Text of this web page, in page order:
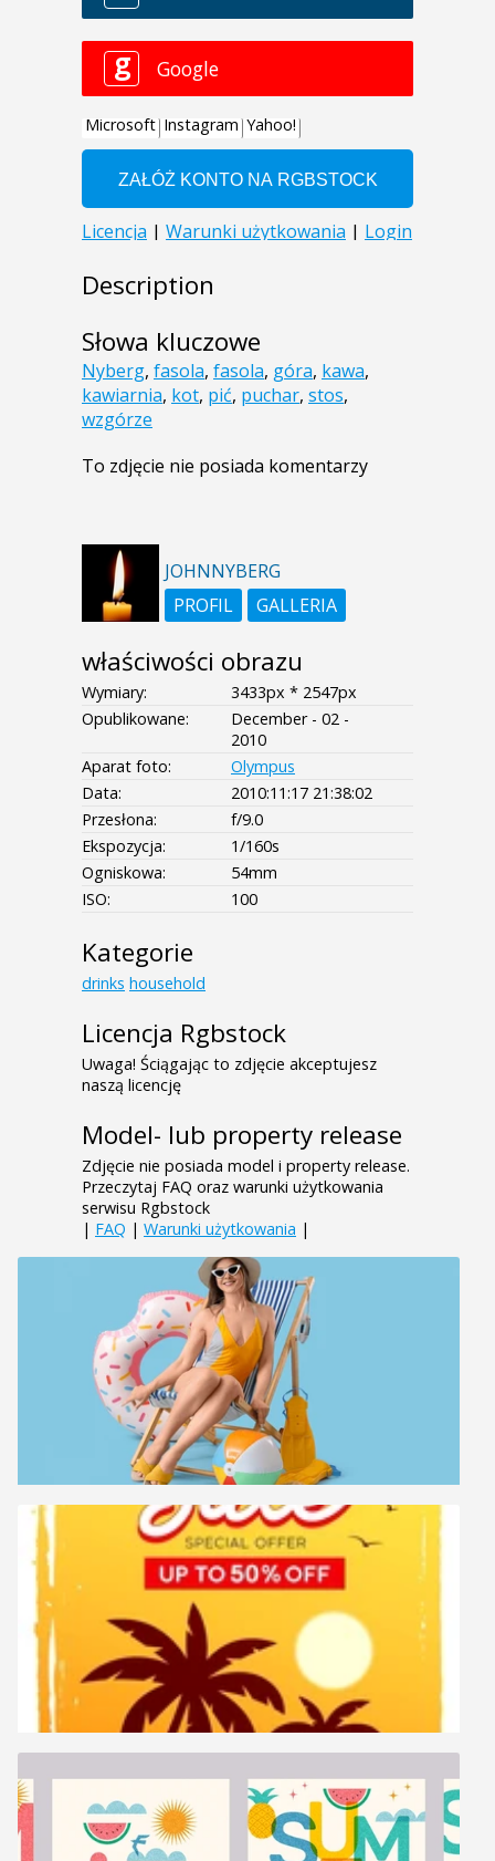
Description
Słowa kluczowe
Nyberg, fasola, fasola, góra, kawa,
kawiarnia, kot, pić, puchar, stos,
wzgórze
To zdjęcie nie posiada komentarzy
JOHNNYBERG
PROFIL
GALLERIA
właściwości obrazu
Wymiary:
3433px * 2547px
Opublikowane:
December - 02 -
2010
Aparat foto:
Olympus
Data:
2010:11:17 21:38:02
Przesłona:
f/9.0
Ekspozycja:
1/160s
Ogniskowa:
54mm
ISO:
100
Kategorie
drinks household
Licencja Rgbstock
Uwaga! Ściągając to zdjęcie akceptujesz
naszą licencję
Model- lub property release
Zdjęcie nie posiada model i property release.
Przeczytaj FAQ oraz warunki użytkowania
serwisu Rgbstock
| FAQ | Warunki użytkowania |